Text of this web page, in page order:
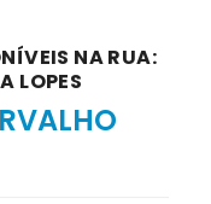
NA RUA:
LOPES